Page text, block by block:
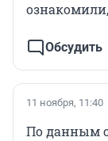
Обсудить
11 ноября, 11:40
По данным